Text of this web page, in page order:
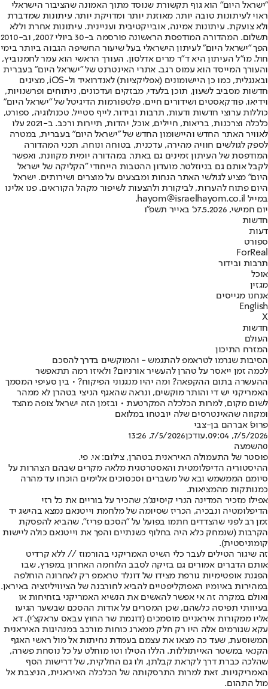
"ישראל היום" הוא גוף תקשורת שנוסד מתוך האמונה שהציבור הישראלי
ראוי לעיתונות טובה יותר, מאוזנת יותר ומדויקת יותר. עיתונות שמדברת
ולא צועקת. עיתונות אמינה, אובייקטיבית ועניינית. עיתונות אחרת וללא
תשלום. המהדורה המודפסת הראשונה פורסמה ב-30 ביולי 2007, וב-2010
הפך "ישראל היום" לעיתון הישראלי בעל שיעור החשיפה הגבוה ביותר בימי
חול. מו"ל העיתון היא ד"ר מרים אדלסון. העורך הראשי הוא עמר לחמנוביץ,
והעורך המייסד הוא עמוס רגב. אתרי האינטרנט של "ישראל היום" בעברית
ובאנגלית, כמו כן היישומונים (אפליקציות) לאנדרואיד ול-iOS, מציגים
חדשות מסביב לשעון, תוכן בלעדי, מבזקים ועדכונים, ניתוחים ופרשנויות,
וידיאו, פודקאסטים ושידורים חיים. פלטפורמות הדיגיטל של "ישראל היום"
כוללות ערוצי חדשות ודעות, תרבות ובידור, לייף סטייל, טכנולוגיה, ספורט,
כלכלה וצרכנות, בריאות, חיילים, אוכל, יהדות, תיירות ורכב. ב-2021 עלו
לאוויר האתר החדש והיישומון החדש של "ישראל היום" בעברית, במטרה
לספק לגולשים חוויה מהירה, עדכנית, בטוחה ונוחה. תכני המהדורה
המודפסת של העיתון זמינים גם באתר, במהדורה יומית מקוונת, ואפשר
לקבל אותם גם בניוזלטר. מועדון ההטבות הייחודי "הקליקה של ישראל
היום" מציע לגולשי האתר הנחות ומבצעים על מוצרים ושירותים. ישראל
היום פתוח להערות, לביקורת ולהצעות לשיפור מקהל הקוראים. פנו אלינו
במייל hayom@israelhayom.co.il.
יום חמישי, 7.5.2026
כ' באייר תשפ"ו
חדשות
דעות
ספורט
ForReal
תרבות ובידור
אוכל
מגזין
אנחנו מגייסים
English
X
חדשות
העולם
המזרח התיכון
הסיבות שגרמו לטראמפ להתגמש - והמוקשים בדרך להסכם
לכמה זמן ייאסר על טהרן להעשיר אורניום? ולאיזו רמה תתאפשר
ההעשרה בתום ההקפאה? ומה יהיו מנגנוני הפיקוח? • בין סעיפי המסמך
האמריקני יש די והותר מוקשים, ונראה שהאגף הניצי בטהרן לא ממהר
לשום מקום, למרות הכלכלה המקרטעת • ובזמן הזה ישראל צופה מהצד
ומקווה שהאינטרסים שלה יובטחו במלואם
פרופ' אברהם בן-צבי
7/5/2026, 09:04
,עודכן7/5/2026, 13:26
0השמעה
פוסטר של התעמולה האיראנית בטהרן, צילום: אי. פי.
ההיסטוריה הדיפלומטית והאסטרטגית מלאה מקרים שבהם הצהרות על
סיומם הממשמש ובא של משברים וסכסוכים אלימים הוכחו עד מהרה
כמנותקות מהמציאות.
אפילו מזכיר המדינה הנרי קיסינג'ר, שהכיר על בוריים את כל רזי
הדיפלומטיה ונבכיה, הכריז שסיומה של מלחמת וייטנאם נמצא בהישג יד
זמן רב לפני שהצדדים חתמו בפועל על "הסכם פריז", שהביא להפסקת
הקרבות (שנמחק כלא היה בחלוף כשנתיים והפך את וייטנאם כולה ליישות
קומוניסטית).
זה שיגור הטילים לעבר כלי השיט האמריקני בהורמוז // ללא קרדיט
אותם הדברים אמורים גם בזיקה לסבב הלוחמה האחרון במפרץ, שבו
הפגנת אופטימיות גורפת מצידו של דונלד טראמפ רק לאחרונה הוחלפה
במהירות באיומיו האפוקליפטיים להביא לחורבנה של הציוויליזציה באיראן.
ואולם במקרה זה אי אפשר להאשים את הנשיא האמריקני בזחיחות או
בעיוותי תפיסה כלשהם, שכן המסרים על אודות ההסכם שבשער הגיעו
אליו ממקורות איראניים מוסמכים (דוגמת שר החוץ עבאס עראקצ'י). דא
עקא שגורמים אלה היו רק חלק ממארג כוחות מורכב במנהיגות האיראנית
המשוסעת, שעד כה מצאו את עצמם בעמדת נחיתות אל מול ראשי האגף
הקנאי במשטר האייתוללות. הללו הטילו וטו מוחלט על כל נוסחת פשרה,
שהלכה כברת דרך לקראת קבלתן, ולו גם החלקית, של דרישות הסף
האמריקניות. זאת למרות התרסקותה של הכלכלה האיראנית, הניצבת אל
מול התהום.